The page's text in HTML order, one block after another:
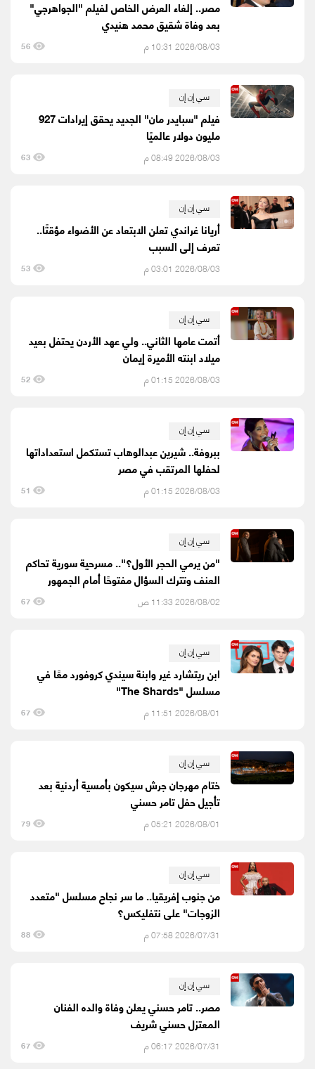
مصر.. إلغاء العرض الخاص لفيلم "الجواهرجي"
بعد وفاة شقيق محمد هنيدي
2026/08/03 10:31 م 56
سي إن إن
فيلم "سبايدر مان" الجديد يحقق إيرادات 927
مليون دولار عالميًا
2026/08/03 08:49 م 63
سي إن إن
أريانا غراندي تعلن الابتعاد عن الأضواء مؤقتًا..
تعرف إلى السبب
2026/08/03 03:01 م 53
سي إن إن
أتمت عامها الثاني.. ولي عهد الأردن يحتفل بعيد
ميلاد ابنته الأميرة إيمان
2026/08/03 01:15 م 52
سي إن إن
ببروفة.. شيرين عبدالوهاب تستكمل استعداداتها
لحفلها المرتقب في مصر
2026/08/03 01:15 م 51
سي إن إن
"من يرمي الحجر الأول؟".. مسرحية سورية تحاكم
العنف وتترك السؤال مفتوحًا أمام الجمهور
2026/08/02 11:33 ص 67
سي إن إن
ابن ريتشارد غير وابنة سيندي كروفورد معًا في
مسلسل "The Shards"
2026/08/01 11:51 م 67
سي إن إن
ختام مهرجان جرش سيكون بأمسية أردنية بعد
تأجيل حفل تامر حسني
2026/08/01 05:21 م 79
سي إن إن
من جنوب إفريقيا.. ما سر نجاح مسلسل "متعدد
الزوجات" على نتفليكس؟
2026/07/31 07:58 م 88
سي إن إن
مصر.. تامر حسني يعلن وفاة والده الفنان
المعتزل حسني شريف
2026/07/31 06:17 م 67